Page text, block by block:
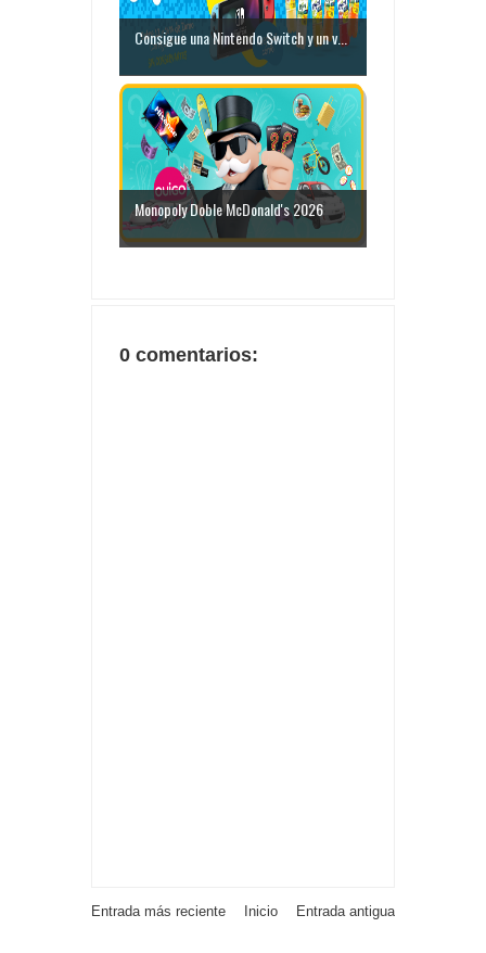
Consigue una Nintendo Switch y un v...
Monopoly Doble McDonald's 2026
0 comentarios:
Entrada más reciente Entrada antigua
Inicio